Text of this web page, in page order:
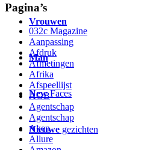
Vrouwen
Man
NewFaces
Nieuwe gezichten
Pagina’s
032c Magazine
Aanpassing
Afdruk
Afmetingen
Afrika
Afspeellijst
AGB
Agentschap
Agentschap
Aken
Allure